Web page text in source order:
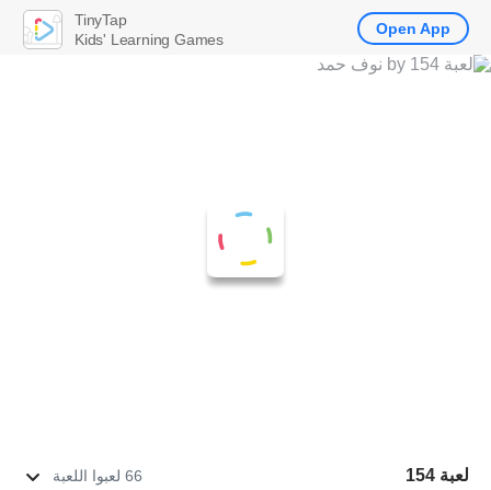
لعبة 154 66 لعبوا اللعبة
TinyTap
Kids' Learning Games
Open App